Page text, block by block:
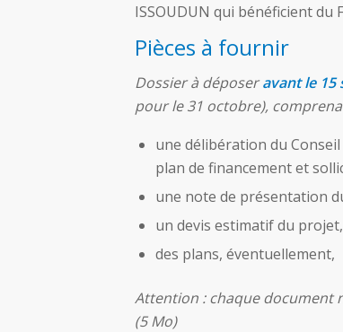
ISSOUDUN qui bénéficient du
Pièces à fournir
Dossier à déposeravant le 15
pour le 31 octobre),
une délibération du
plan de financement et
une note de présentation
un devis estimatif du projet,
des plans, éventuellement,
Attention : chaque document
(5 Mo)